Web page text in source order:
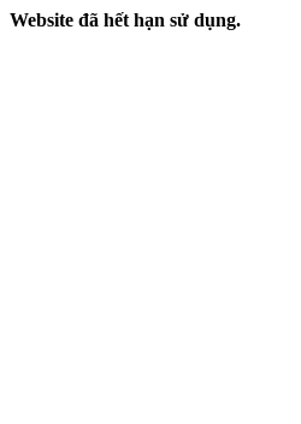
Website đã hết hạn sử dụng.